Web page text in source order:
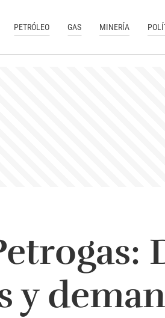
PETRÓLEO GAS MINERÍA
y